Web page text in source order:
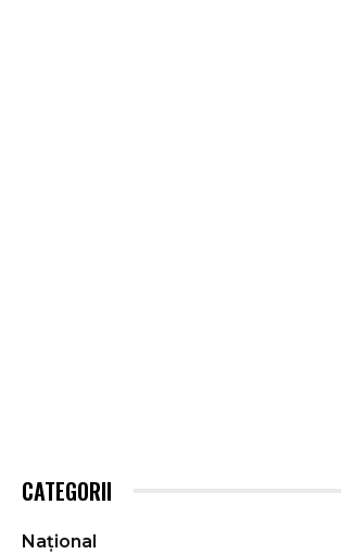
CATEGORII
Național